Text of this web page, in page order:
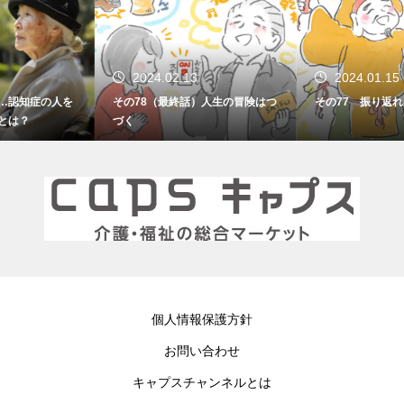
2024.02.13
その78（最終話）人生の冒険はつ
づく
2024.01.15
その77 振り返れば笑門来福
個人情報保護方針
お問い合わせ
キャプスチャンネルとは